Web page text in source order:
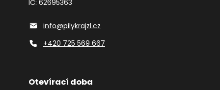
IČ: 62695363
info@pilykrajzl.cz
+420 725 569 667
Otevírací doba